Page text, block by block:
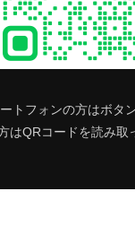
トフォンの方はボタン
はQRコードを読み取